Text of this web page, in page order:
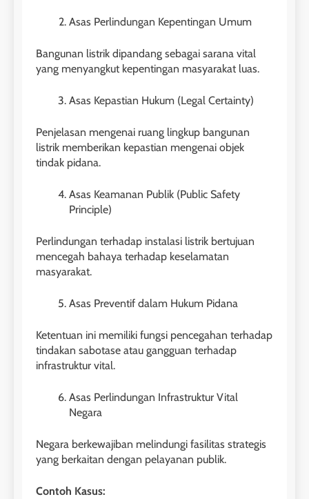
Asas Perlindungan Kepentingan Umum
Bangunan listrik dipandang sebagai sarana vital
yang menyangkut kepentingan masyarakat luas.
Asas Kepastian Hukum (Legal Certainty)
Penjelasan mengenai ruang lingkup bangunan
listrik memberikan kepastian mengenai objek
tindak pidana.
Asas Keamanan Publik (Public Safety
Principle)
Perlindungan terhadap instalasi listrik bertujuan
mencegah bahaya terhadap keselamatan
masyarakat.
Asas Preventif dalam Hukum Pidana
Ketentuan ini memiliki fungsi pencegahan terhadap
tindakan sabotase atau gangguan terhadap
infrastruktur vital.
Asas Perlindungan Infrastruktur Vital
Negara
Negara berkewajiban melindungi fasilitas strategis
yang berkaitan dengan pelayanan publik.
Contoh Kasus: